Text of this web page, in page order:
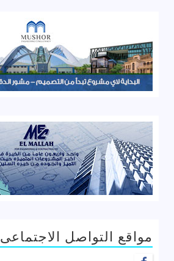
مواقع التواصل الاجتماعى